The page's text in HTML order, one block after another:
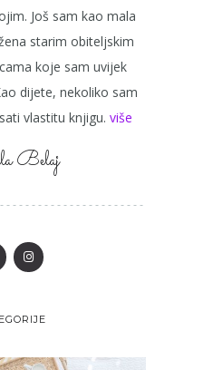
Još sam kao mala
starim obiteljskim
koje sam uvijek
dijete, nekoliko sam
vlastitu knjigu. više
Belaj